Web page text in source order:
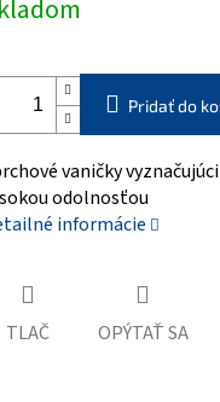
Pridať do
vaničky
odolnosťou
informácie
TLAČ OPÝTAŤ SA